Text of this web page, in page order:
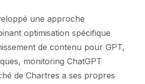
une approche
optimisation spécifique
de contenu pour GPT,
monitoring ChatGPT
de Chartres a ses propres